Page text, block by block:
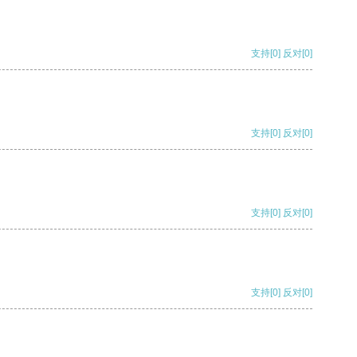
支持[0] 反对[0]
支持[0] 反对[0]
支持[0] 反对[0]
支持[0] 反对[0]